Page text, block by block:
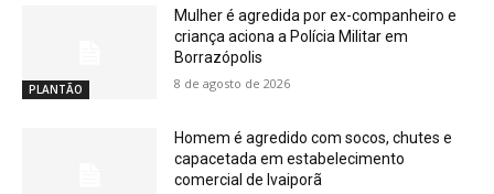
PLANTÃO
Mulher é agredida por ex-companheiro e
criança aciona a Polícia Militar em
Borrazópolis
8 de agosto de 2026
Homem é agredido com socos, chutes e
capacetada em estabelecimento
comercial de Ivaiporã